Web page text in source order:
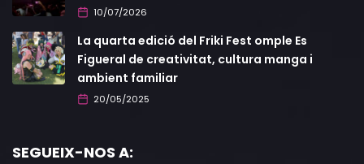
10/07/2026
La quarta edició del Friki Fest omple Es
Figueral de creativitat, cultura manga i
ambient familiar
20/05/2025
SEGUEIX-NOS A: